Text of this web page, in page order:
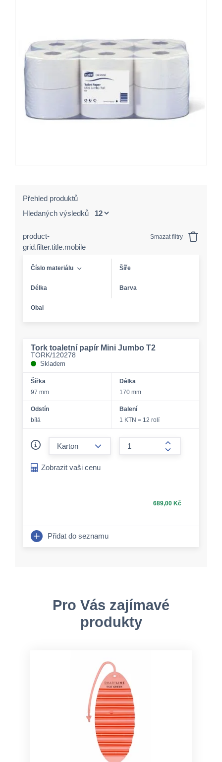
Přehled produktů
Hledaných výsledků
product-
grid.filter.title.mobile
Smazat filtry
Číslo materiálu Šíře
Délka Barva
Obal
Tork toaletní papír Mini Jumbo T2
TORK/120278
Skladem
Šířka
97 mm
Délka
170 mm
Odstín
bílá
Balení
1 KTN = 12 rolí
form.increase-
Zobrazit vaši cenu
689,00 Kč
Přidat do seznamu
Pro Vás zajímavé
produkty